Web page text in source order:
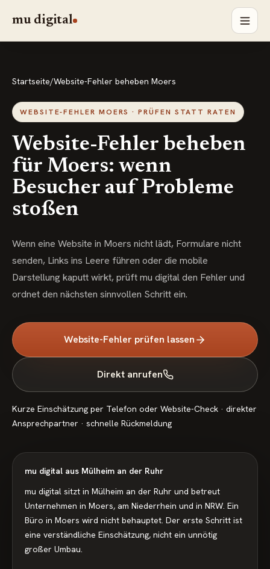
mu digital
Startseite/Website-Fehler beheben Moers
WEBSITE-FEHLER MOERS · PRÜFEN STATT RATEN
Website-Fehler beheben
für Moers: wenn
Besucher auf Probleme
stoßen
Wenn eine Website in Moers nicht lädt, Formulare nicht
senden, Links ins Leere führen oder die mobile
Darstellung kaputt wirkt, prüft mu digital den Fehler und
ordnet den nächsten sinnvollen Schritt ein.
Website-Fehler prüfen lassen
Direkt anrufen
Kurze Einschätzung per Telefon oder Website-Check · direkter
Ansprechpartner · schnelle Rückmeldung
mu digital aus Mülheim an der Ruhr
mu digital sitzt in Mülheim an der Ruhr und betreut
Unternehmen in Moers, am Niederrhein und in NRW. Ein
Büro in Moers wird nicht behauptet. Der erste Schritt ist
eine verständliche Einschätzung, nicht ein unnötig
großer Umbau.